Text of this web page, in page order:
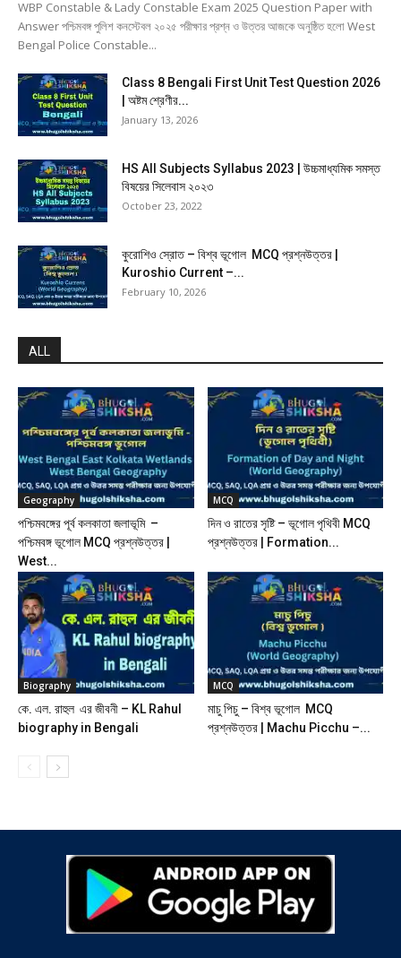
WBP Constable & Lady Constable Exam 2025 Question Paper with
Answer পশ্চিমবঙ্গ পুলিশ কনস্টেবল ২০২৫ পরীক্ষার প্রশ্ন ও উত্তর আজকে অনুষ্ঠিত হলো West
Bengal Police Constable...
Class 8 Bengali First Unit Test Question 2026
| অষ্টম শ্রেণীর...
January 13, 2026
HS All Subjects Syllabus 2023 | উচ্চমাধ্যমিক সমস্ত
বিষয়ের সিলেবাস ২০২৩
October 23, 2022
কুরোশিও স্রোত – বিশ্ব ভূগোল MCQ প্রশ্নউত্তর |
Kuroshio Current –...
February 10, 2026
ALL
Geography
পশ্চিমবঙ্গের পূর্ব কলকাতা জলাভূমি –
পশ্চিমবঙ্গ ভূগোল MCQ প্রশ্নউত্তর |
West...
MCQ
দিন ও রাতের সৃষ্টি – ভূগোল পৃথিবী MCQ
প্রশ্নউত্তর | Formation...
Biography
কে. এল. রাহুল এর জীবনী – KL Rahul
biography in Bengali
MCQ
মাচু পিচু – বিশ্ব ভূগোল MCQ
প্রশ্নউত্তর | Machu Picchu –...